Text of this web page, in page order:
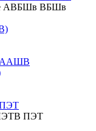
АВБШв ВБШв
ААШВ
ПЭТ
ПЭТ